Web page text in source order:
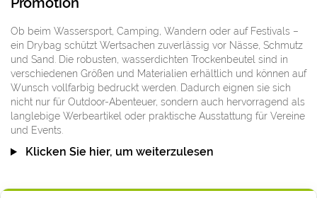
Ob beim Wassersport, Camping, Wandern oder auf Festivals –
ein Drybag schützt Wertsachen zuverlässig vor Nässe, Schmutz
und Sand. Die robusten, wasserdichten Trockenbeutel sind in
verschiedenen Größen und Materialien erhältlich und können auf
Wunsch vollfarbig bedruckt werden. Dadurch eignen sie sich
nicht nur für Outdoor-Abenteuer, sondern auch hervorragend als
langlebige Werbeartikel oder praktische Ausstattung für Vereine
und Events.
Klicken Sie hier, um weiterzulesen